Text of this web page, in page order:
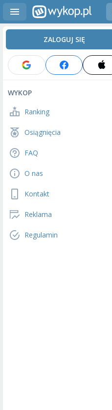
ZALOGUJ SIĘ
WYKOP
Ranking
Osiągnięcia
FAQ
O nas
Kontakt
Reklama
Regulamin